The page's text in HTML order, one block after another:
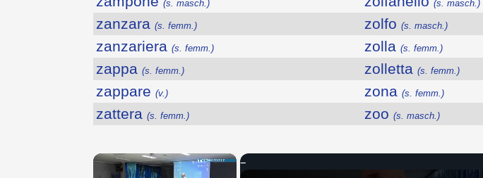
(s. masch.) (s. masch.)
zanzara (s. femm.) zolfo (s. masch.)
zanzariera (s. femm.) zolla (s. femm.)
zappa (s. femm.) zolletta (s. femm.)
zappare (v.) zona (s. femm.)
zattera (s. femm.) zoo (s. masch.)
×